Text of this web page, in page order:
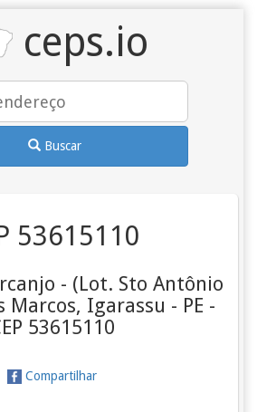
ceps.io
Buscar
53615110
- (Lot. Sto Antônio
Igarassu - PE -
53615110
Compartilhar